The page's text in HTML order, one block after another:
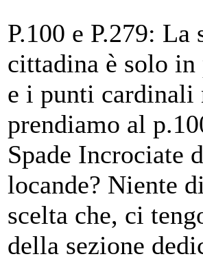
P.100 e P.279:
cittadina è solo in
e i punti cardinali
prendiamo al
Spade Incrociate
locande? Niente
scelta che, ci
della sezione